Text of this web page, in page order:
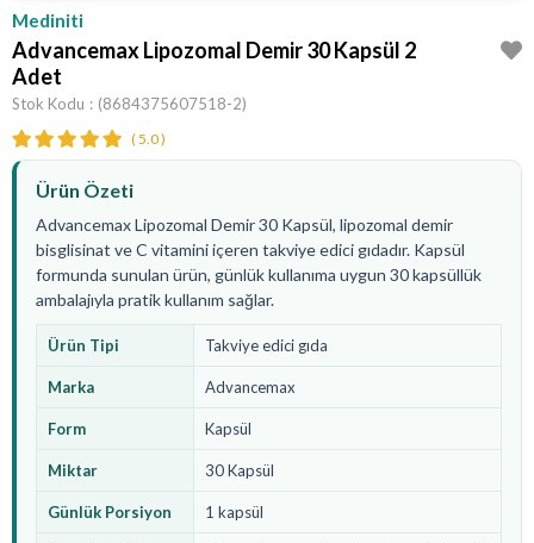
Mediniti
Advancemax Lipozomal Demir 30 Kapsül 2
Adet
Stok Kodu (8684375607518-2)
5.0
Ürün Özeti
Advancemax Lipozomal Demir 30 Kapsül, lipozomal demir
bisglisinat ve C vitamini içeren takviye edici gıdadır. Kapsül
formunda sunulan ürün, günlük kullanıma uygun 30 kapsüllük
ambalajıyla pratik kullanım sağlar.
Ürün Tipi Takviye edici gıda
Marka Advancemax
Form Kapsül
Miktar 30 Kapsül
Günlük Porsiyon 1 kapsül